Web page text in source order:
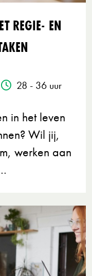
REGIE- EN
28 - 36 uur
in het leven
Wil jij,
werken aan